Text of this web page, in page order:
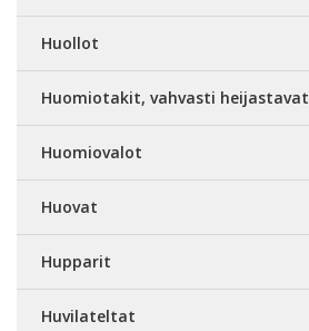
Huollot
Huomiotakit, vahvasti heijastavat
Huomiovalot
Huovat
Hupparit
Huvilateltat